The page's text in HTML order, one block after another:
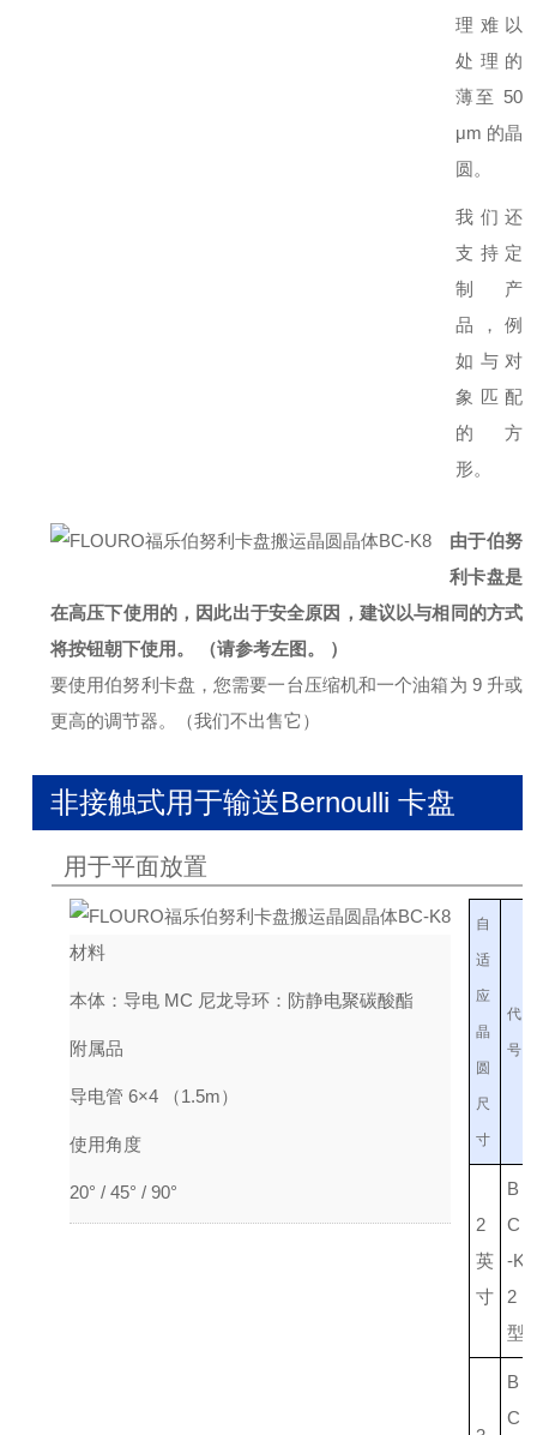
理难以
处理的
薄至 50
μm 的晶
圆。
我们还
支持定
制产
品，例
如与对
象匹配
的方
形。
由于伯努
利卡盘是
在高压下使用的，因此出于安全原因，建议以与相同的方式
将按钮朝下使用。 （请参考左图。 ）
要使用伯努利卡盘，您需要一台压缩机和一个油箱为 9 升或
更高的调节器。
（我们不出售它）
非接触式用于输送Bernoulli 卡盘
用于平面放置
材料
本体：导电 MC 尼龙导环：防静电聚碳酸酯
附属品
导电管 6×4 （1.5m）
使用角度
20° / 45° / 90°
自
适
应
晶
圆
尺
寸
代
号
2
英
寸
B
C
-K
2
型
B
C